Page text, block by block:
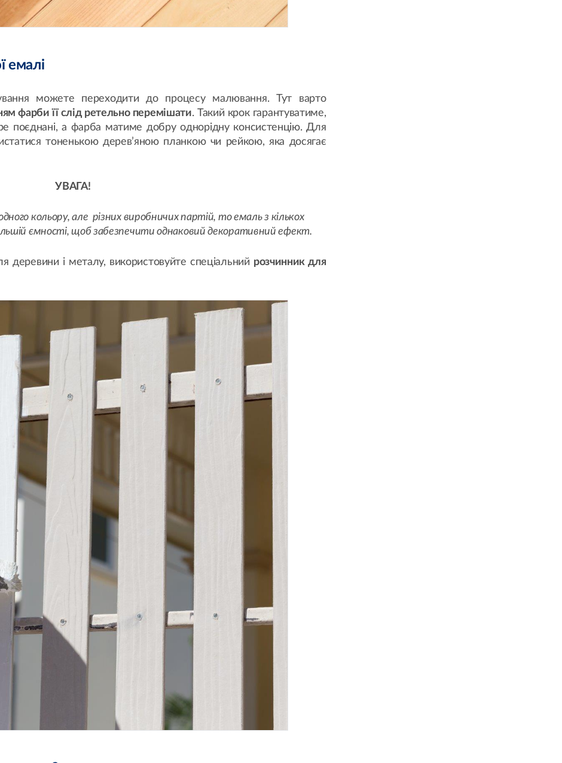
емалі
можете переходити до процесу малювання. Тут варто
фарби її слід ретельно перемішати. Такий крок гарантуватиме,
поєднані, а фарба матиме добру однорідну консистенцію. Для
тоненькою дерев’яною планкою чи рейкою, яка досягає
УВАГА!
кольору, але різних виробничих партій, то емаль з кількох
ємності, щоб забезпечити однаковий декоративний ефект.
і металу, використовуйте спеціальний розчинник для